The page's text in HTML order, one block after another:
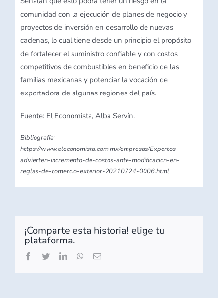
comunidad con la ejecución de planes de negocio y
proyectos de inversión en desarrollo de nuevas
cadenas, lo cual tiene desde un principio el propósito
de fortalecer el suministro confiable y con costos
competitivos de combustibles en beneficio de las
familias mexicanas y potenciar la vocación de
exportadora de algunas regiones del país.
Fuente: El Economista, Alba Servín.
Bibliografía:
https://www.eleconomista.com.mx/empresas/Expertos-
advierten-incremento-de-costos-ante-modificacion-en-
reglas-de-comercio-exterior-20210724-0006.html
¡Comparte esta historia! elige tu
plataforma.
Facebook
TwitterLinkedInWhatsApp
Correo